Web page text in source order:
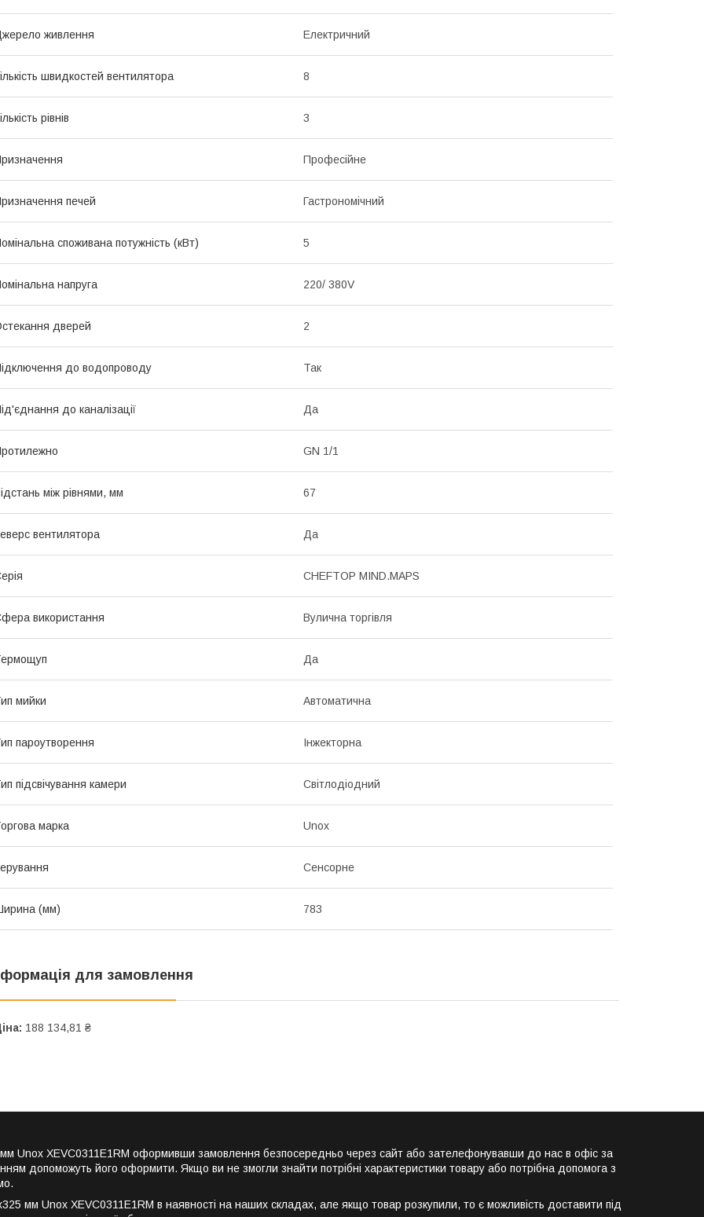
живлення Електричний
швидкостей вентилятора 8
рівнів 3
Професійне
печей Гастрономічний
споживана потужність (кВт) 5
напруга 220/ 380V
дверей 2
до водопроводу Так
до каналізації Да
GN 1/1
між рівнями, мм 67
вентилятора Да
CHEFTOP MIND.MAPS
використання Вулична торгівля
Да
мийки Автоматична
пароутворення Інжекторна
підсвічування камери Світлодіодний
марка Unox
Сенсорне
(мм) 783
для замовлення
188 134,81 ₴
Unox XEVC0311E1RM оформивши замовлення безпосередньо через сайт або зателефонувавши до нас в офіс за
допоможуть його оформити. Якщо ви не змогли знайти потрібні характеристики товару або потрібна допомога з
мм Unox XEVC0311E1RM в наявності на наших складах, але якщо товар розкупили, то є можливість доставити під